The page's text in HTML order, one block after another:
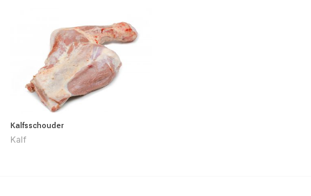
Kalfsschouder
Kalf